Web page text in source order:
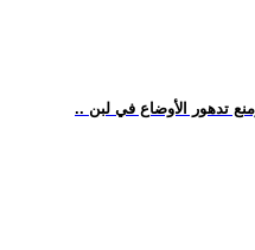
تدهور الأوضاع في لبن